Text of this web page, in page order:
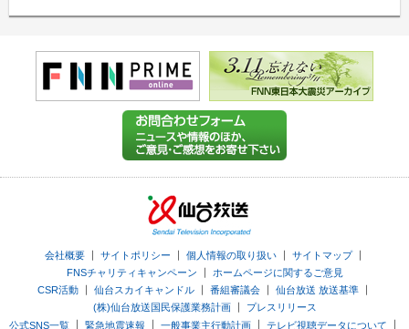
会社概要｜ サイトポリシー ｜ 個人情報の取り扱い｜ サイトマップ｜
FNSチャリティキャンペーン
ホームページに関するご意見
CSR活動
仙台スカイキャンドル 番組審議会 仙台放送 放送基準
(株)仙台放送国民保護業務計画｜
プレスリリース
公式SNS一覧
緊急地震速報 一般事業主行動計画 テレビ視聴データについて